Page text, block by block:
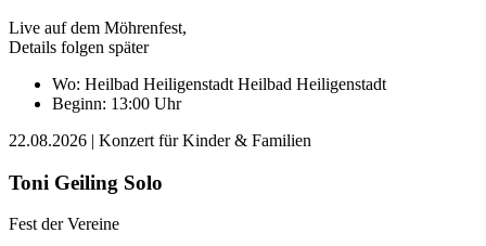
Live auf dem Möhrenfest,
Details folgen später
Wo: Heilbad Heiligenstadt Heilbad Heiligenstadt
Beginn: 13:00 Uhr
22.08.2026 | Konzert für Kinder & Familien
Toni Geiling Solo
Fest der Vereine